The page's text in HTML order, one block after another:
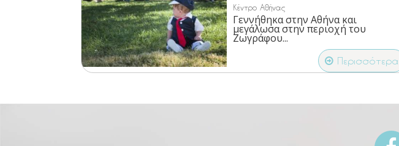
Κέντρο Αθήνας
Γεννήθηκα στην Αθήνα και
μεγάλωσα στην περιοχή του
Ζωγράφου...
Περισσότερα